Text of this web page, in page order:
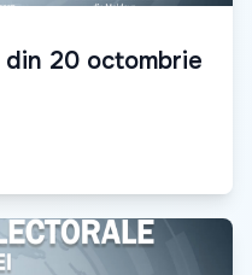
20 octombrie